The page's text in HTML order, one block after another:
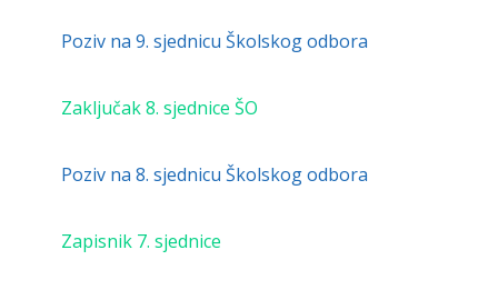
Poziv na 9. sjednicu Školskog odbora
Zaključak 8. sjednice ŠO
Poziv na 8. sjednicu Školskog odbora
Zapisnik 7. sjednice